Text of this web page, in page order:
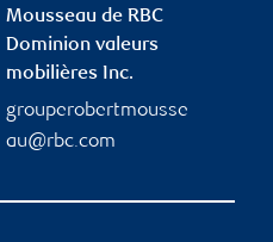
Mousseau de RBC
Dominion valeurs
mobilières Inc.
grouperobertmousse
au@rbc.com